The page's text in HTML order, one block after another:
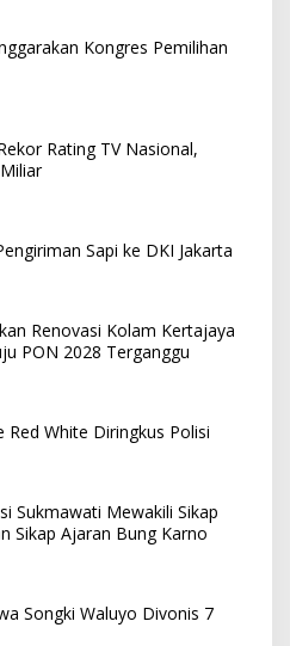
Kongres Pemilihan
Rating TV Nasional,
Sapi ke DKI Jakarta
Renovasi Kolam Kertajaya
PON 2028 Terganggu
Red White Diringkus Polisi
Sukmawati Mewakili Sikap
Sikap Ajaran Bung Karno
Songki Waluyo Divonis 7